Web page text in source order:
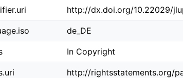
http://dx.doi.org/10.22029/
de_DE
In Copyright
http://rightsstatements.org/